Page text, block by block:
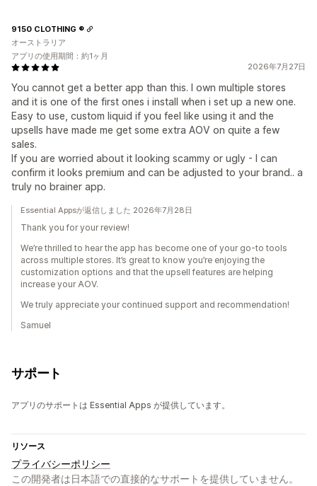
2026年7月27日
You cannot get a better app than this. I own multiple stores
and it is one of the first ones i install when i set up a new one.
Easy to use, custom liquid if you feel like using it and the
upsells have made me get some extra AOV on quite a few
sales.
If you are worried about it looking scammy or ugly - I can
confirm it looks premium and can be adjusted to your brand.. a
truly no brainer app.
9150 CLOTHING ®
オーストラリア
アプリの使用期間：約1ヶ月
Essential Appsが返信しました 2026年7月28日
Thank you for your review!
We’re thrilled to hear the app has become one of your go-to tools
across multiple stores. It’s great to know you’re enjoying the
customization options and that the upsell features are helping
increase your AOV.
We truly appreciate your continued support and recommendation!
Samuel
サポート
アプリのサポートは Essential Apps が提供しています。
リソース
プライバシーポリシー
この開発者は日本語での直接的なサポートを提供していません。